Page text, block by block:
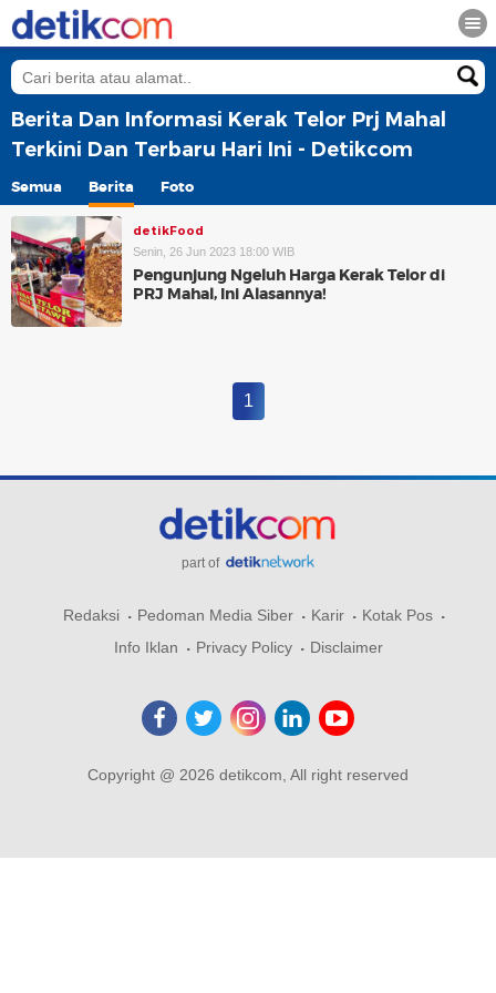
Berita Dan Informasi Kerak Telor Prj Mahal
Terkini Dan Terbaru Hari Ini - Detikcom
Semua Berita Foto
detikFood
Senin, 26 Jun 2023 18:00 WIB
Pengunjung Ngeluh Harga Kerak Telor di
PRJ Mahal, Ini Alasannya!
1
part of
Redaksi Pedoman Media Siber Karir
Kotak Pos
Info Iklan
Privacy Policy Disclaimer
Copyright @ 2026 detikcom, All right reserved